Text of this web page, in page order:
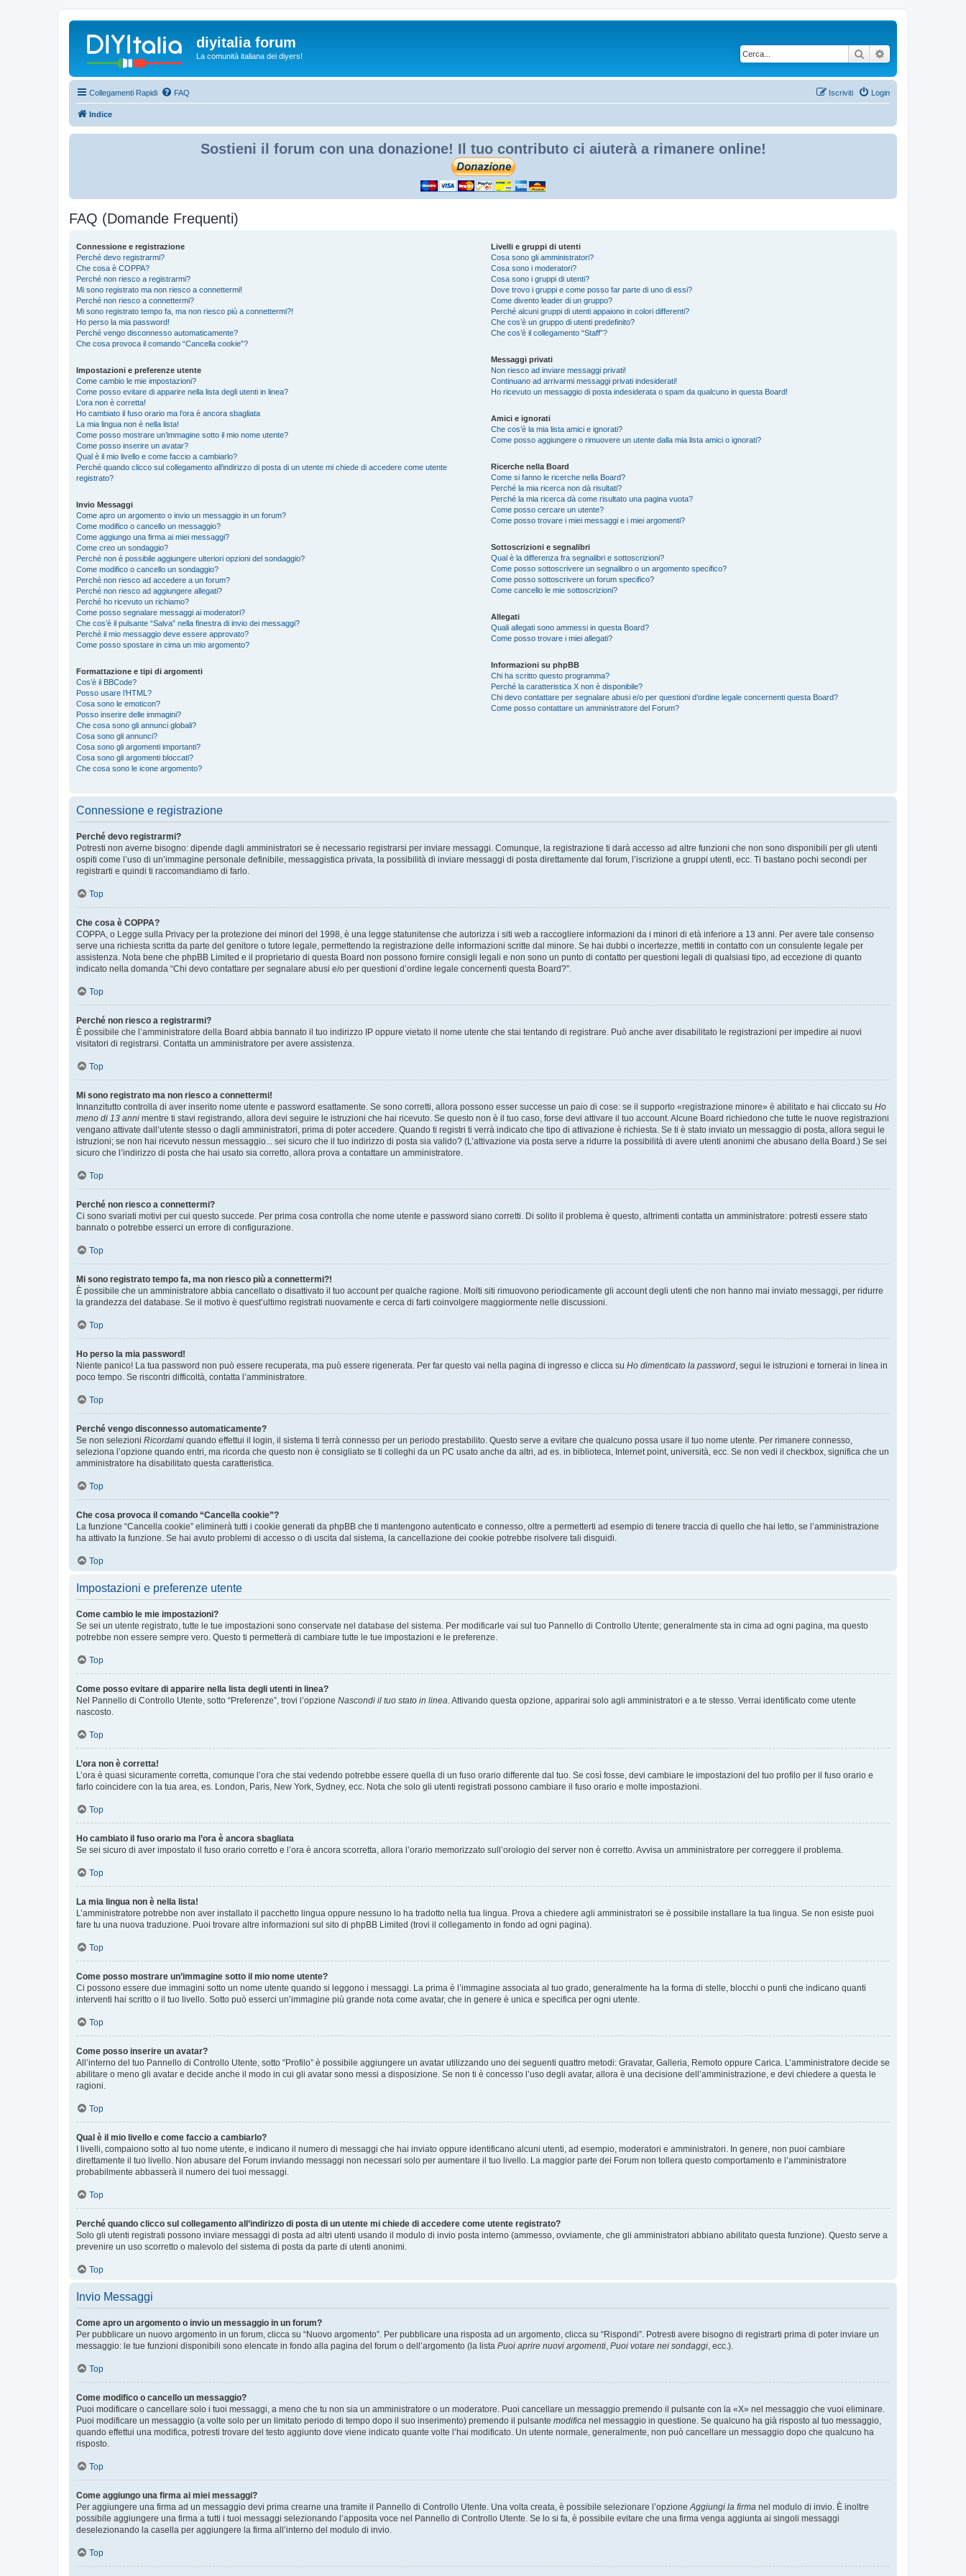
diyitalia forum
La comunità italiana dei diyers! Cerca
Collegamenti Rapidi FAQ Login
Iscriviti
Indice
Sostieni il forum con una donazione! Il tuo contributo ci aiuterà a rimanere online!
FAQ (Domande Frequenti)
Connessione e registrazione
Perché devo registrarmi?
Che cosa è COPPA?
Perché non riesco a registrarmi?
Mi sono registrato ma non riesco a connettermi!
Perché non riesco a connettermi?
Mi sono registrato tempo fa, ma non riesco più a connettermi?!
Ho perso la mia password!
Perché vengo disconnesso automaticamente?
Che cosa provoca il comando “Cancella cookie”?
Impostazioni e preferenze utente
Come cambio le mie impostazioni?
Come posso evitare di apparire nella lista degli utenti in linea?
L’ora non è corretta!
Ho cambiato il fuso orario ma l’ora è ancora sbagliata
La mia lingua non è nella lista!
Come posso mostrare un’immagine sotto il mio nome utente?
Come posso inserire un avatar?
Qual è il mio livello e come faccio a cambiarlo?
Perché quando clicco sul collegamento all’indirizzo di posta di un utente mi chiede di accedere come utente
registrato?
Invio Messaggi
Come apro un argomento o invio un messaggio in un forum?
Come modifico o cancello un messaggio?
Come aggiungo una firma ai miei messaggi?
Come creo un sondaggio?
Perché non è possibile aggiungere ulteriori opzioni del sondaggio?
Come modifico o cancello un sondaggio?
Perché non riesco ad accedere a un forum?
Perché non riesco ad aggiungere allegati?
Perché ho ricevuto un richiamo?
Come posso segnalare messaggi ai moderatori?
Che cos’è il pulsante “Salva” nella finestra di invio dei messaggi?
Perché il mio messaggio deve essere approvato?
Come posso spostare in cima un mio argomento?
Formattazione e tipi di argomenti
Cos’è il BBCode?
Posso usare l’HTML?
Cosa sono le emoticon?
Posso inserire delle immagini?
Che cosa sono gli annunci globali?
Cosa sono gli annunci?
Cosa sono gli argomenti importanti?
Cosa sono gli argomenti bloccati?
Che cosa sono le icone argomento?
Livelli e gruppi di utenti
Cosa sono gli amministratori?
Cosa sono i moderatori?
Cosa sono i gruppi di utenti?
Dove trovo i gruppi e come posso far parte di uno di essi?
Come divento leader di un gruppo?
Perché alcuni gruppi di utenti appaiono in colori differenti?
Che cos’è un gruppo di utenti predefinito?
Che cos’è il collegamento “Staff”?
Messaggi privati
Non riesco ad inviare messaggi privati!
Continuano ad arrivarmi messaggi privati indesiderati!
Ho ricevuto un messaggio di posta indesiderata o spam da qualcuno in questa Board!
Amici e ignorati
Che cos’è la mia lista amici e ignorati?
Come posso aggiungere o rimuovere un utente dalla mia lista amici o ignorati?
Ricerche nella Board
Come si fanno le ricerche nella Board?
Perché la mia ricerca non dà risultati?
Perché la mia ricerca dà come risultato una pagina vuota?
Come posso cercare un utente?
Come posso trovare i miei messaggi e i miei argomenti?
Sottoscrizioni e segnalibri
Qual è la differenza fra segnalibri e sottoscrizioni?
Come posso sottoscrivere un segnalibro o un argomento specifico?
Come posso sottoscrivere un forum specifico?
Come cancello le mie sottoscrizioni?
Allegati
Quali allegati sono ammessi in questa Board?
Come posso trovare i miei allegati?
Informazioni su phpBB
Chi ha scritto questo programma?
Perché la caratteristica X non è disponibile?
Chi devo contattare per segnalare abusi e/o per questioni d’ordine legale concernenti questa Board?
Come posso contattare un amministratore del Forum?
Connessione e registrazione
Perché devo registrarmi?
Potresti non averne bisogno: dipende dagli amministratori se è necessario registrarsi per inviare messaggi. Comunque, la registrazione ti darà accesso ad altre funzioni che non sono disponibili per gli utenti
ospiti come l’uso di un’immagine personale definibile, messaggistica privata, la possibilità di inviare messaggi di posta direttamente dal forum, l’iscrizione a gruppi utenti, ecc. Ti bastano pochi secondi per
registrarti e quindi ti raccomandiamo di farlo.
Top
Che cosa è COPPA?
COPPA, o Legge sulla Privacy per la protezione dei minori del 1998, è una legge statunitense che autorizza i siti web a raccogliere informazioni da i minori di età inferiore a 13 anni. Per avere tale consenso
serve una richiesta scritta da parte del genitore o tutore legale, permettendo la registrazione delle informazioni scritte dal minore. Se hai dubbi o incertezze, mettiti in contatto con un consulente legale per
assistenza. Nota bene che phpBB Limited e il proprietario di questa Board non possono fornire consigli legali e non sono un punto di contatto per questioni legali di qualsiasi tipo, ad eccezione di quanto
indicato nella domanda “Chi devo contattare per segnalare abusi e/o per questioni d’ordine legale concernenti questa Board?”.
Top
Perché non riesco a registrarmi?
È possibile che l’amministratore della Board abbia bannato il tuo indirizzo IP oppure vietato il nome utente che stai tentando di registrare. Può anche aver disabilitato le registrazioni per impedire ai nuovi
visitatori di registrarsi. Contatta un amministratore per avere assistenza.
Top
Mi sono registrato ma non riesco a connettermi!
Innanzitutto controlla di aver inserito nome utente e password esattamente. Se sono corretti, allora possono esser successe un paio di cose: se il supporto «registrazione minore» è abilitato e hai cliccato su Ho
meno di 13 anni mentre ti stavi registrando, allora devi seguire le istruzioni che hai ricevuto. Se questo non è il tuo caso, forse devi attivare il tuo account. Alcune Board richiedono che tutte le nuove registrazioni
vengano attivate dall’utente stesso o dagli amministratori, prima di poter accedere. Quando ti registri ti verrà indicato che tipo di attivazione è richiesta. Se ti è stato inviato un messaggio di posta, allora segui le
istruzioni; se non hai ricevuto nessun messaggio... sei sicuro che il tuo indirizzo di posta sia valido? (L’attivazione via posta serve a ridurre la possibilità di avere utenti anonimi che abusano della Board.) Se sei
sicuro che l’indirizzo di posta che hai usato sia corretto, allora prova a contattare un amministratore.
Top
Perché non riesco a connettermi?
Ci sono svariati motivi per cui questo succede. Per prima cosa controlla che nome utente e password siano corretti. Di solito il problema è questo, altrimenti contatta un amministratore: potresti essere stato
bannato o potrebbe esserci un errore di configurazione.
Top
Mi sono registrato tempo fa, ma non riesco più a connettermi?!
È possibile che un amministratore abbia cancellato o disattivato il tuo account per qualche ragione. Molti siti rimuovono periodicamente gli account degli utenti che non hanno mai inviato messaggi, per ridurre
la grandezza del database. Se il motivo è quest’ultimo registrati nuovamente e cerca di farti coinvolgere maggiormente nelle discussioni.
Top
Ho perso la mia password!
Niente panico! La tua password non può essere recuperata, ma può essere rigenerata. Per far questo vai nella pagina di ingresso e clicca su Ho dimenticato la password , segui le istruzioni e tornerai in linea in
poco tempo. Se riscontri difficoltà, contatta l’amministratore.
Top
Perché vengo disconnesso automaticamente?
Se non selezioni Ricordami quando effettui il login, il sistema ti terrà connesso per un periodo prestabilito. Questo serve a evitare che qualcuno possa usare il tuo nome utente. Per rimanere connesso,
seleziona l’opzione quando entri, ma ricorda che questo non è consigliato se ti colleghi da un PC usato anche da altri, ad es. in biblioteca, Internet point, università, ecc. Se non vedi il checkbox, significa che un
amministratore ha disabilitato questa caratteristica.
Top
Che cosa provoca il comando “Cancella cookie”?
La funzione “Cancella cookie” eliminerà tutti i cookie generati da phpBB che ti mantengono autenticato e connesso, oltre a permetterti ad esempio di tenere traccia di quello che hai letto, se l’amministrazione
ha attivato la funzione. Se hai avuto problemi di accesso o di uscita dal sistema, la cancellazione dei cookie potrebbe risolvere tali disguidi.
Top
Impostazioni e preferenze utente
Come cambio le mie impostazioni?
Se sei un utente registrato, tutte le tue impostazioni sono conservate nel database del sistema. Per modificarle vai sul tuo Pannello di Controllo Utente; generalmente sta in cima ad ogni pagina, ma questo
potrebbe non essere sempre vero. Questo ti permetterà di cambiare tutte le tue impostazioni e le preferenze.
Top
Come posso evitare di apparire nella lista degli utenti in linea?
Nel Pannello di Controllo Utente, sotto “Preferenze”, trovi l’opzione Nascondi il tuo stato in linea . Attivando questa opzione, apparirai solo agli amministratori e a te stesso. Verrai identificato come utente
nascosto.
Top
L’ora non è corretta!
L’ora è quasi sicuramente corretta, comunque l’ora che stai vedendo potrebbe essere quella di un fuso orario differente dal tuo. Se così fosse, devi cambiare le impostazioni del tuo profilo per il fuso orario e
farlo coincidere con la tua area, es. London, Paris, New York, Sydney, ecc. Nota che solo gli utenti registrati possono cambiare il fuso orario e molte impostazioni.
Top
Ho cambiato il fuso orario ma l’ora è ancora sbagliata
Se sei sicuro di aver impostato il fuso orario corretto e l’ora è ancora scorretta, allora l’orario memorizzato sull’orologio del server non è corretto. Avvisa un amministratore per correggere il problema.
Top
La mia lingua non è nella lista!
L’amministratore potrebbe non aver installato il pacchetto lingua oppure nessuno lo ha tradotto nella tua lingua. Prova a chiedere agli amministratori se è possibile installare la tua lingua. Se non esiste puoi
fare tu una nuova traduzione. Puoi trovare altre informazioni sul sito di phpBB Limited (trovi il collegamento in fondo ad ogni pagina).
Top
Come posso mostrare un’immagine sotto il mio nome utente?
Ci possono essere due immagini sotto un nome utente quando si leggono i messaggi. La prima è l’immagine associata al tuo grado, generalmente ha la forma di stelle, blocchi o punti che indicano quanti
interventi hai scritto o il tuo livello. Sotto può esserci un’immagine più grande nota come avatar, che in genere è unica e specifica per ogni utente.
Top
Come posso inserire un avatar?
All’interno del tuo Pannello di Controllo Utente, sotto “Profilo” è possibile aggiungere un avatar utilizzando uno dei seguenti quattro metodi: Gravatar, Galleria, Remoto oppure Carica. L’amministratore decide se
abilitare o meno gli avatar e decide anche il modo in cui gli avatar sono messi a disposizione. Se non ti è concesso l’uso degli avatar, allora è una decisione dell’amministrazione, e devi chiedere a questa le
ragioni.
Top
Qual è il mio livello e come faccio a cambiarlo?
I livelli, compaiono sotto al tuo nome utente, e indicano il numero di messaggi che hai inviato oppure identificano alcuni utenti, ad esempio, moderatori e amministratori. In genere, non puoi cambiare
direttamente il tuo livello. Non abusare del Forum inviando messaggi non necessari solo per aumentare il tuo livello. La maggior parte dei Forum non tollera questo comportamento e l’amministratore
probabilmente abbasserà il numero dei tuoi messaggi.
Top
Perché quando clicco sul collegamento all’indirizzo di posta di un utente mi chiede di accedere come utente registrato?
Solo gli utenti registrati possono inviare messaggi di posta ad altri utenti usando il modulo di invio posta interno (ammesso, ovviamente, che gli amministratori abbiano abilitato questa funzione). Questo serve a
prevenire un uso scorretto o malevolo del sistema di posta da parte di utenti anonimi.
Top
Invio Messaggi
Come apro un argomento o invio un messaggio in un forum?
Per pubblicare un nuovo argomento in un forum, clicca su “Nuovo argomento”. Per pubblicare una risposta ad un argomento, clicca su “Rispondi”. Potresti avere bisogno di registrarti prima di poter inviare un
messaggio: le tue funzioni disponibili sono elencate in fondo alla pagina del forum o dell’argomento (la lista Puoi aprire nuovi argomenti Puoi votare nei sondaggi , ecc.).
Top
Come modifico o cancello un messaggio?
Puoi modificare o cancellare solo i tuoi messaggi, a meno che tu non sia un amministratore o un moderatore. Puoi cancellare un messaggio premendo il pulsante con la «X» nel messaggio che vuoi eliminare.
Puoi modificare un messaggio (a volte solo per un limitato periodo di tempo dopo il suo inserimento) premendo il pulsante modifica nel messaggio in questione. Se qualcuno ha già risposto al tuo messaggio,
quando effettui una modifica, potresti trovare del testo aggiunto dove viene indicato quante volte l’hai modificato. Un utente normale, generalmente, non può cancellare un messaggio dopo che qualcuno ha
risposto.
Top
Come aggiungo una firma ai miei messaggi?
Per aggiungere una firma ad un messaggio devi prima crearne una tramite il Pannello di Controllo Utente. Una volta creata, è possibile selezionare l’opzione Aggiungi la firma nel modulo di invio. È inoltre
possibile aggiungere una firma a tutti i tuoi messaggi selezionando l’apposita voce nel Pannello di Controllo Utente. Se lo si fa, è possibile evitare che una firma venga aggiunta ai singoli messaggi
deselezionando la casella per aggiungere la firma all’interno del modulo di invio.
Top